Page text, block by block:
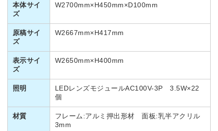
本体サイ
ズ
W2700mm×H450mm×D100mm
原稿サイ
ズ
W2667mm×H417mm
表示サイ
ズ
W2650mm×H400mm
照明
LEDレンズモジュールAC100V-3P 3.5W×22
個
材質
フレーム:アルミ押出形材 面板:乳半アクリル
3mm